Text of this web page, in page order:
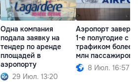
Одна компания
подала заявку на
тендер по аренде
площадей в
аэропорту
29 Июл. 13:20
Аэропорт
1-е полугодие с
трафиком более
млн пассажиров
8 Июл. 16:57